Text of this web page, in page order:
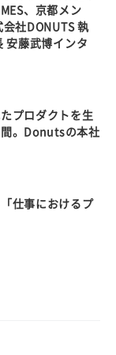
、京都メン
社DONUTS 執
安藤武博インタ
プロダクトを生
。Donutsの本社
仕事におけるプ